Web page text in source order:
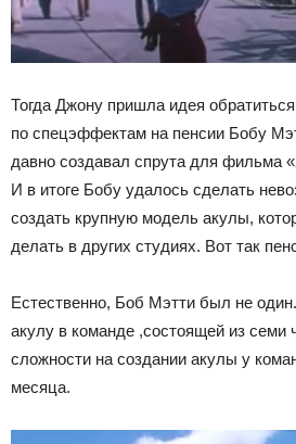
Тогда Джону пришла идея
по спецэффектам на пенсии Бобу
давно создавал спрута для фильма
И в итоге Бобу удалось сделать
создать крупную модель акулы,
делать в других студиях. Вот так
Естественно, Боб Мэтти был не
акулу в команде ,состоящей из семи
сложности на создании акулы у
месяца.